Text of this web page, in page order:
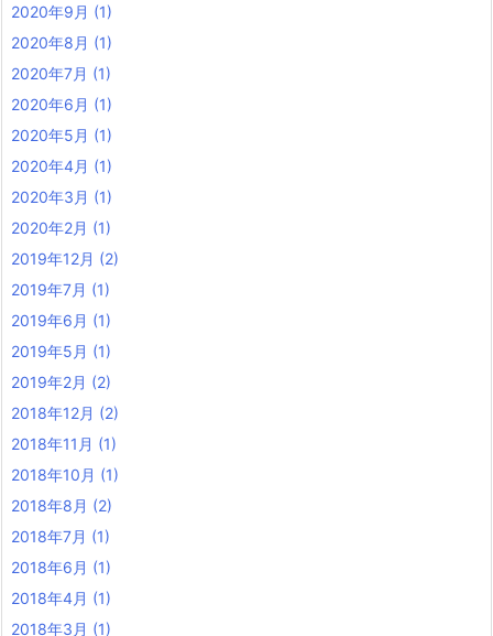
2020年9月 (1)
2020年8月 (1)
2020年7月 (1)
2020年6月 (1)
2020年5月 (1)
2020年4月 (1)
2020年3月 (1)
2020年2月 (1)
2019年12月 (2)
2019年7月 (1)
2019年6月 (1)
2019年5月 (1)
2019年2月 (2)
2018年12月 (2)
2018年11月 (1)
2018年10月 (1)
2018年8月 (2)
2018年7月 (1)
2018年6月 (1)
2018年4月 (1)
2018年3月 (1)